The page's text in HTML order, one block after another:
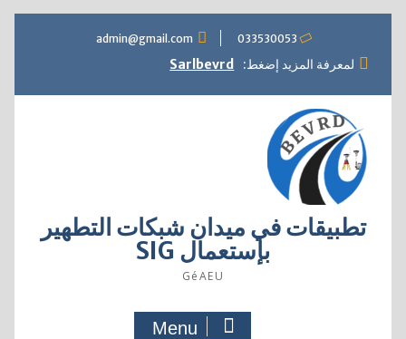
content
033530053
admin@gmail.com
لمعرفة المزيد إضغط: Sarlbevrd
تطبيقات في ميدان شبكات التطهير
بإستعمال SIG
GéAEU
Menu